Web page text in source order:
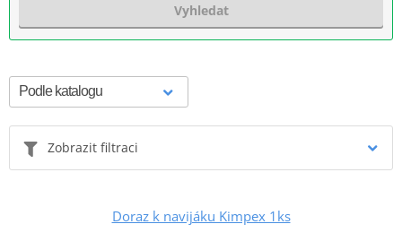
Vyhledat
Zobrazit filtraci
Doraz k navijáku Kimpex 1ks